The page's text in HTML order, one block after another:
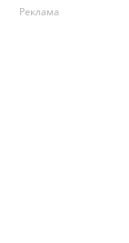
Реклама